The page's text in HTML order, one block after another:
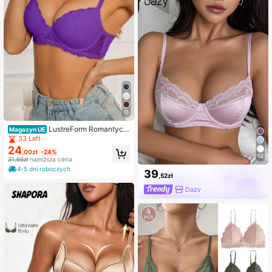
11
Magazyn UE LustreForm Romantycz
ny, seksowny biustonosz damski z
koronką i fiszbinami typu push-up
33 Left
24 ,00zł -24%
31,66złnajniższa cena
4-5 dni roboczych
14
39,52zł
Dazy